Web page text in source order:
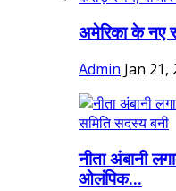
अमेरिका के नए
Admin Jan 21,
नीता अंबानी
ओलंपिक...